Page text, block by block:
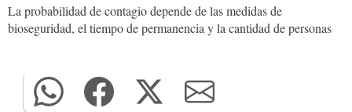
La probabilidad de contagio depende de las medidas de
bioseguridad, el tiempo de permanencia y la cantidad de personas